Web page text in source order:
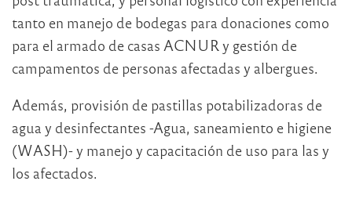
tanto en manejo de bodegas para donaciones como
para el armado de casas ACNUR y gestión de
campamentos de personas afectadas y albergues.
Además, provisión de pastillas potabilizadoras de
agua y desinfectantes -Agua, saneamiento e higiene
(WASH)- y manejo y capacitación de uso para las y
los afectados.